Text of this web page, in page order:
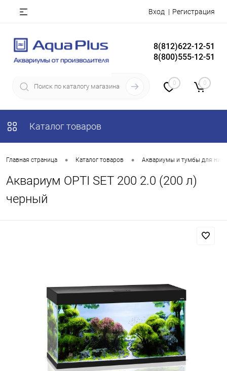
Вход Регистрация
8(812)622-12-51
8(800)555-12-51
0 0
Каталог товаров
Главная страница • Каталог товаров • Аквариумы и тумбы для них
Аквариум OPTI SET 200 2.0 (200 л)
черный